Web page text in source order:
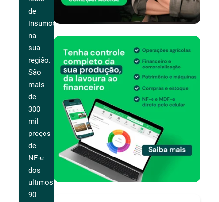
de
insumos
na
sua
região.
São
mais
de
300
mil
preços
de
NF-e
dos
últimos
90